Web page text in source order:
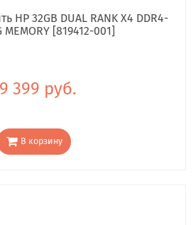
HP 32GB DUAL RANK X4 DDR4-
MEMORY [819412-001]
399 руб.
В корзину